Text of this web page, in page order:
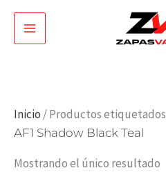
Inicio / Productos etiquetados
AF1 Shadow Black Teal
Mostrando el único resultado